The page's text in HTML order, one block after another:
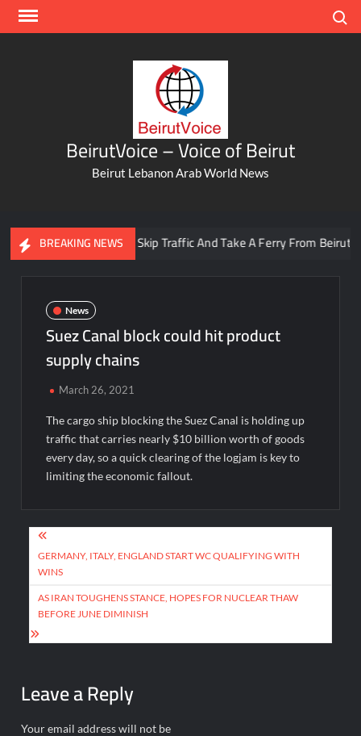
Skip
BeirutVoice – Voice of Beirut
Beirut Lebanon Arab World News
BREAKING NEWS
You Can Now Skip Traffic And Take A Ferry From Beirut To
News
Suez Canal block could hit product
supply chains
March 26, 2021
The cargo ship blocking the Suez Canal is holding up
traffic that carries nearly $10 billion worth of goods
every day, so a quick clearing of the logjam is key to
limiting the economic fallout.
Post
navigation
GERMANY, ITALY, ENGLAND START WC QUALIFYING WITH
WINS
AS IRAN TOUGHENS STANCE, HOPES FOR NUCLEAR THAW
BEFORE JUNE DIMINISH
Leave a Reply
Your email address will not be